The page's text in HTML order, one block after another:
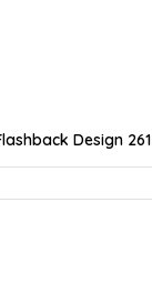
Design 261